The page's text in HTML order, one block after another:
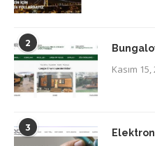
2
Kasım 15,
3